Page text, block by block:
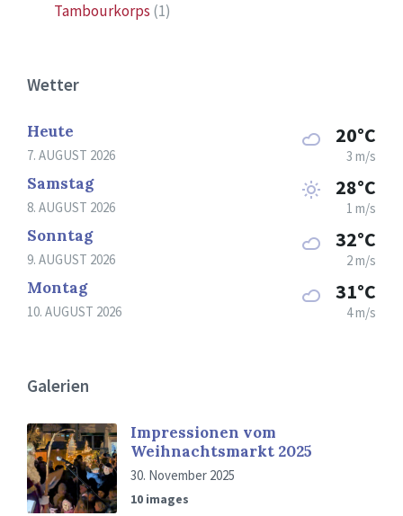
Tambourkorps (1)
Wetter
Heute
7. AUGUST 2026
20°C
3 m/s
Samstag
8. AUGUST 2026
28°C
1 m/s
Sonntag
9. AUGUST 2026
32°C
2 m/s
Montag
10. AUGUST 2026
31°C
4 m/s
Galerien
Impressionen vom
Weihnachtsmarkt 2025
30. November 2025
10 images